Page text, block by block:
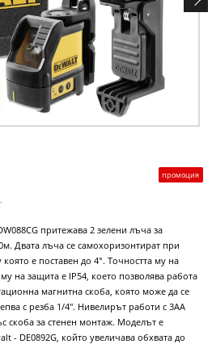
промоция
притежава 2 зелени лъча за
Двата лъча се самохоризонтират при
е поставен до 4°. Точността му на
на защита е IP54, което позволява работа
магнитна скоба, която може да се
с резба 1/4''. Нивелирът работи с 3АА
скоба за стенен монтаж. Моделът е
- DE0892G, който увеличава обхвата до